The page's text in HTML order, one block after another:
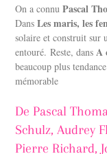
On a connuPascal
DansLes maris, les
solaire et construit sur
entouré. Reste, dansA
beaucoup plus
mémorable
De Pascal
Schulz, Audrey
Pierre Richard,